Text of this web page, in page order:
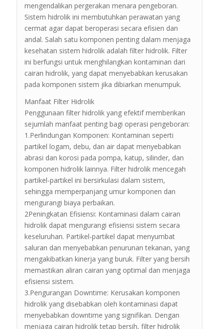
mengendalikan pergerakan menara pengeboran.
Sistem hidrolik ini membutuhkan perawatan yang
cermat agar dapat beroperasi secara efisien dan
andal. Salah satu komponen penting dalam menjaga
kesehatan sistem hidrolik adalah filter hidrolik. Filter
ini berfungsi untuk menghilangkan kontaminan dari
cairan hidrolik, yang dapat menyebabkan kerusakan
pada komponen sistem jika dibiarkan menumpuk.
Manfaat Filter Hidrolik
Penggunaan filter hidrolik yang efektif memberikan
sejumlah manfaat penting bagi operasi pengeboran:
1.Perlindungan Komponen: Kontaminan seperti
partikel logam, debu, dan air dapat menyebabkan
abrasi dan korosi pada pompa, katup, silinder, dan
komponen hidrolik lainnya. Filter hidrolik mencegah
partikel-partikel ini bersirkulasi dalam sistem,
sehingga memperpanjang umur komponen dan
mengurangi biaya perbaikan.
2Peningkatan Efisiensi: Kontaminasi dalam cairan
hidrolik dapat mengurangi efisiensi sistem secara
keseluruhan. Partikel-partikel dapat menyumbat
saluran dan menyebabkan penurunan tekanan, yang
mengakibatkan kinerja yang buruk. Filter yang bersih
memastikan aliran cairan yang optimal dan menjaga
efisiensi sistem.
3.Pengurangan Downtime: Kerusakan komponen
hidrolik yang disebabkan oleh kontaminasi dapat
menyebabkan downtime yang signifikan. Dengan
menjaga cairan hidrolik tetap bersih, filter hidrolik